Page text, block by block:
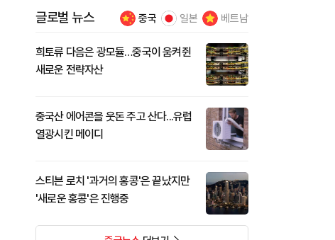
글로벌 뉴스 중국 일본 베트남
희토류 다음은 광모듈…중국이 움켜쥔
새로운 전략자산
중국산 에어콘을 웃돈 주고 산다...유럽
열광시킨 메이디
스티븐 로치 '과거의 홍콩'은 끝났지만
'새로운 홍콩'은 진행중